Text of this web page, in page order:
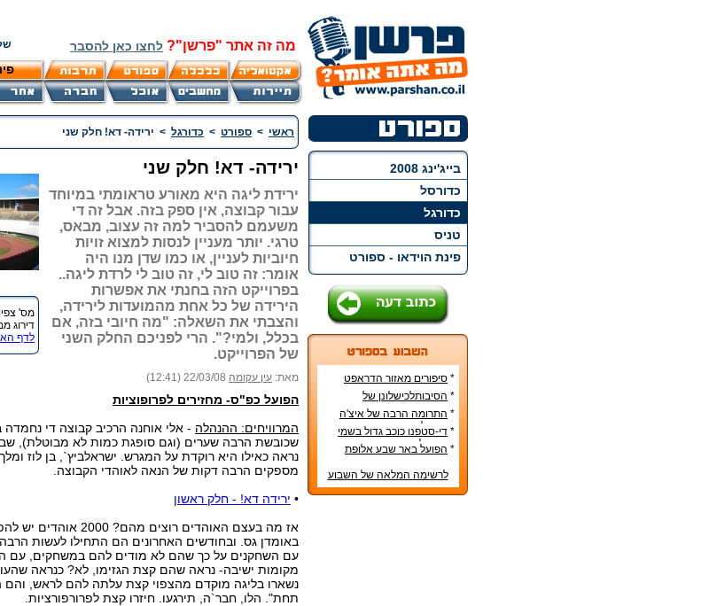
מה זה אתר "פרשן"? לחצו כאן להסבר
בייג'ינג 2008
כדורסל
כדורגל
טניס
פינת הוידאו - ספורט
* סיפורים מאזור הדראפט
האמריקני
* הסיבותלכישלונן של
הנבחרות הסקנדינביות
* התרומה הרבה של איצ'ה
מנחם לקידום ענף הספורט
* די-סטפנו כוכב גדול בשמי
הכדורגל האירופי
* הפועל באר שבע אלופת
לרשימה המלאה של השבוע
ראשי > ספורט > כדורגל > ירידה- דא! חלק שני
מס' צפיות
דירוג
לדף
ירידה- דא! חלק שני
ירידת ליגה היא מאורע טראומתי במיוחד
עבור קבוצה, אין ספק בזה. אבל זה די
משעמם להסביר למה זה עצוב, מבאס,
טרגי. יותר מעניין לנסות למצוא זויות
חיוביות לעניין, או כמו שדן מנו היה
אומר: זה טוב לי, זה טוב לי לרדת ליגה..
בפרוייקט הזה בחנתי את אפשרות
הירידה של כל אחת מהמועדות לירידה,
והצבתי את השאלה: "מה חיובי בזה, אם
בכלל, ולמי?". הרי לפניכם החלק השני
של הפרוייקט.
מאת: עין עקומה 22/03/08 (12:41)
הפועל כפ"ס- מחזירים לפרופוציות
המרוויחים: ההנהלה - אלי אוחנה הרכיב קבוצה די נחמדה
שכובשת הרבה שערים (וגם סופגת כמות לא מבוטלת),
נראה כאילו היא רוקדת על המגרש. ישראלביץ`, בן לוז
מספקים הרבה דקות של הנאה לאוהדי הקבוצה.
• ירידה דא! - חלק ראשון
אז מה בעצם האוהדים רוצים מהם?
באומדן גס. ובחודשים האחרונים הם התחילו לעשות
עם השחקנים על כך שהם לא מודים להם במשחקים, עם
מקומות ישיבה- נראה שהם קצת הגזימו, לא? כנראה
נשארו בליגה מוקדם מהצפוי קצת עלתה להם לראש, והם
תחת". הלו, חבר`ה, תירגעו. חיזרו קצת לפרורפורציות.